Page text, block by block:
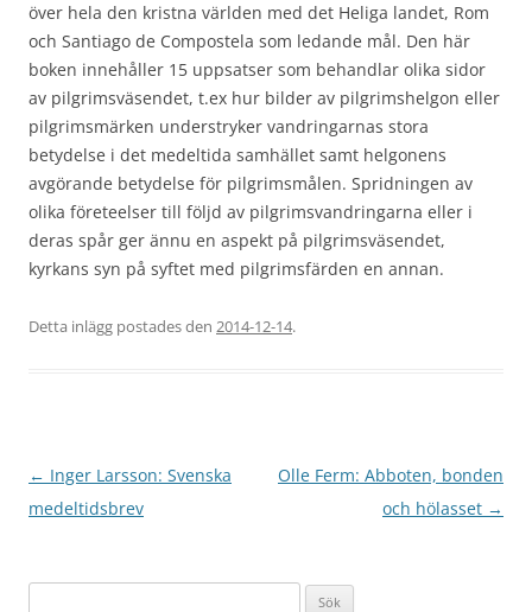
över hela den kristna världen med det Heliga landet, Rom
och Santiago de Compostela som ledande mål. Den här
boken innehåller 15 uppsatser som behandlar olika sidor
av pilgrimsväsendet, t.ex hur bilder av pilgrimshelgon eller
pilgrimsmärken understryker vandringarnas stora
betydelse i det medeltida samhället samt helgonens
avgörande betydelse för pilgrimsmålen. Spridningen av
olika företeelser till följd av pilgrimsvandringarna eller i
deras spår ger ännu en aspekt på pilgrimsväsendet,
kyrkans syn på syftet med pilgrimsfärden en annan.
Detta inlägg postades den 2014-12-14.
Inläggsnavigering
← Inger Larsson: Svenska
medeltidsbrev
Olle Ferm: Abboten, bonden
och hölasset →